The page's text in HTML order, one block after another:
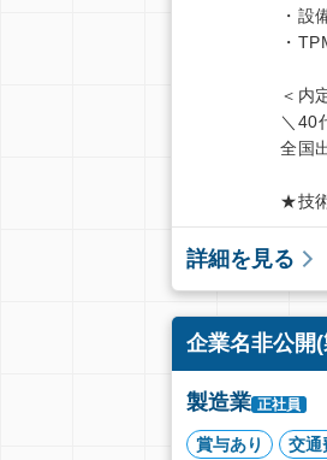
・設
・
＜内
＼40
全国
★技
詳細を見る
企業名非公開
製造業 正社員
賞与あり 交通